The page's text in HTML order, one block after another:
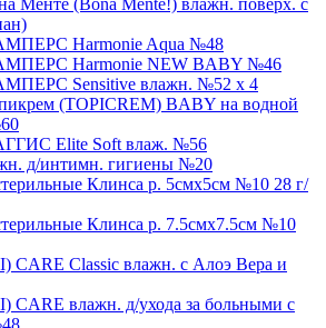
Harmonie Aqua №48
Harmonie NEW BABY №46
Sensitive влажн. №52 х 4
(TOPICREM) BABY на водной
Elite Soft влаж. №56
д/интимн. гигиены №20
Клинса р. 5смх5см №10 28 г/
Клинса р. 7.5смх7.5см №10
CARE Classic влажн. с Алоэ Вера и
CARE влажн. д/ухода за больными с